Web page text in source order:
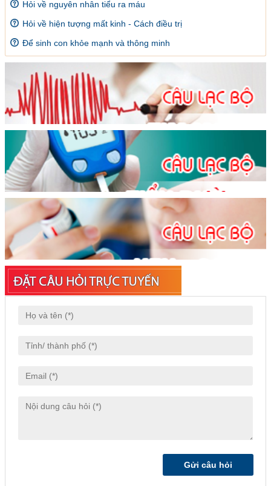
Hỏi về nguyên nhân tiểu ra máu
Hỏi về hiện tượng mất kinh - Cách điều trị
Để sinh con khỏe mạnh và thông minh